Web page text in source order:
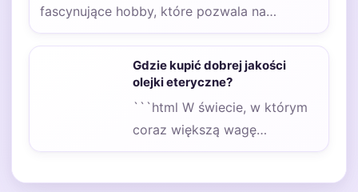
fascynujące hobby, które pozwala na
wyrażenie swojej kreatywności i stworzenie…
Gdzie kupić dobrej jakości
olejki eteryczne?
```html W świecie, w którym
coraz większą wagę
przywiązujemy do naturalnych